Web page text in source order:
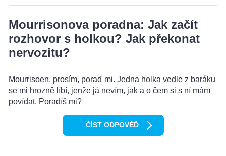
Mourrisonova poradna: Jak začít
rozhovor s holkou? Jak překonat
nervozitu?
Mourrisoen, prosím, poraď mi. Jedna holka vedle z baráku
se mi hrozně líbí, jenže já nevím, jak a o čem si s ní mám
povídat. Poradíš mi?
ČÍST ODPOVĚĎ